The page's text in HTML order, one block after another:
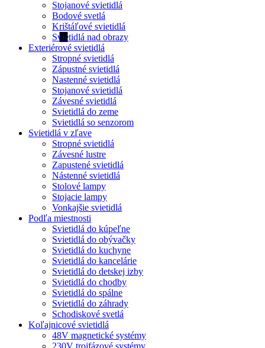
Stojanové svietidlá
Bodové svetlá
Krištáľové svietidlá
Svietidlá nad obrazy
Exteriérové svietidlá
Stropné svietidlá
Zápustné svietidlá
Nastenné svietidlá
Stojanové svietidlá
Závesné svietidlá
Svietidlá do zeme
Svietidlá so senzorom
Svietidlá v zľave
Stropné svietidlá
Závesné lustre
Zapustené svietidlá
Nástenné svietidlá
Stolové lampy
Stojacie lampy
Vonkajšie svietidlá
Podľa miestnosti
Svietidlá do kúpeľne
Svietidlá do obývačky
Svietidlá do kuchyne
Svietidlá do kancelárie
Svietidlá do detskej izby
Svietidlá do chodby
Svietidlá do spálne
Svietidlá do záhrady
Schodiskové svetlá
Koľajnicové svietidlá
48V magnetické systémy
230V trojfázové systémy